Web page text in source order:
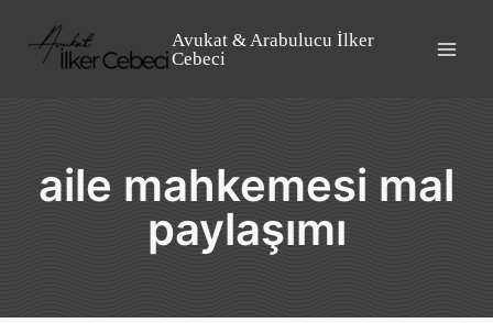
content
Avukat & Arabulucu İlker
Cebeci
aile mahkemesi mal
paylaşımı